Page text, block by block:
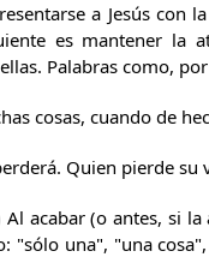
a Jesús
es mantener la
Palabras como,
cosas, cuando de
Quien pierde su
acabar (o antes, si
"sólo una", "una